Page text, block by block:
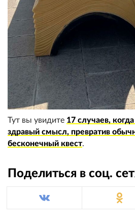
Тут вы увидите 17 случаев,
здравый смысл, превратив
бесконечный квест.
Поделиться в соц.